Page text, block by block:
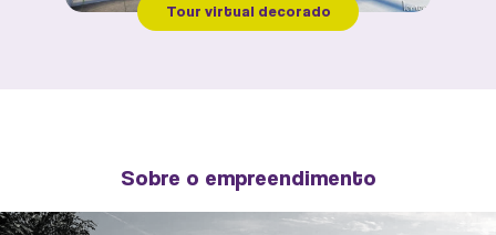
Tour virtual decorado
Sobre o empreendimento